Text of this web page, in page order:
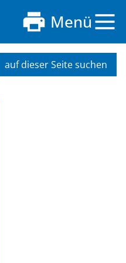
Menü
auf dieser Seite suchen